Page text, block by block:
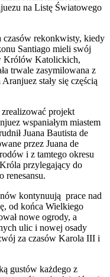
na Listę Światowego
czasów rekonkwisty, kiedy
Santiago mieli swój
Królów Katolickich,
trwale zasymilowana z
stały się częścią
projekt
wspaniałym miastem
Juana Bautista de
przez Juana de
i z tamtego okresu
przylegający do
renesansu.
kontynuują prace nad
od końca Wielkiego
nowe ogrody, a
ulic i nowej osady
za czasów Karola III i
gustów każdego z